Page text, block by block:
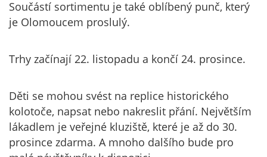
Součástí sortimentu je také oblíbený punč, který
je Olomoucem proslulý.
Trhy začínají 22. listopadu a končí 24. prosince.
Děti se mohou svést na replice historického
kolotoče, napsat nebo nakreslit přání. Největším
lákadlem je veřejné kluziště, které je až do 30.
prosince zdarma. A mnoho dalšího bude pro